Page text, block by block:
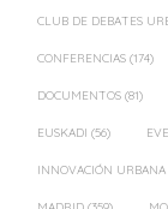
CLUB DE DEBATES
CONFERENCIAS (174)
DOCUMENTOS (81)
EUSKADI (56)
INNOVACIÓN URBANA